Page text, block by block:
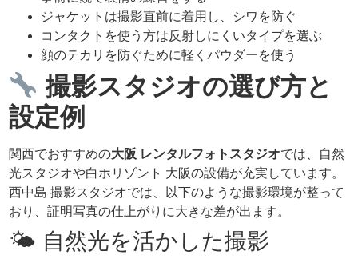
ジャケットは撮影直前に着用し、シワを防ぐ
コンタクトを使う方は反射しにくいタイプを選ぶ
顔のテカリを防ぐために軽くパウダーを使う
撮影スタジオの選び方と
設定例
関西でおすすめの大阪 レンタルフォトスタジオでは、自然
光スタジオや白ホリゾント 大阪の設備が充実しています。
西中島 撮影スタジオでは、以下のような撮影環境が整って
おり、証明写真の仕上がりに大きな差が出ます。
🌤 自然光を活かした撮影